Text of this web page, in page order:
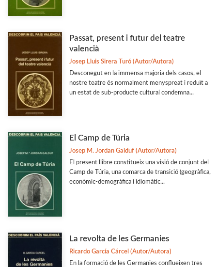
Passat, present i futur del teatre
valencià
Josep Lluis Sirera Turó (Autor/Autora)
Desconegut en la immensa majoria dels casos, el
nostre teatre és normalment menyspreat i reduït a
un estat de sub-producte cultural condemna...
El Camp de Túria
Josep M. Jordan Galduf (Autor/Autora)
El present llibre constitueix una visió de conjunt del
Camp de Túria, una comarca de transició (geogràfica,
econòmic-demogràfica i idiomàtic...
La revolta de les Germanies
Ricardo García Cárcel (Autor/Autora)
En la formació de les Germanies conflueixen tres